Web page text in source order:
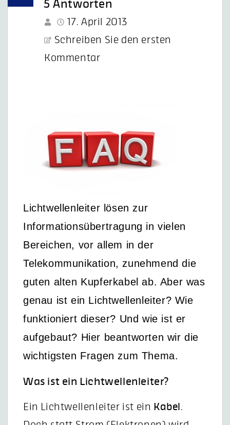
5 Antworten
17. April 2013
Schreiben Sie den ersten
Kommentar
Lichtwellenleiter lösen zur
Informationsübertragung in vielen
Bereichen, vor allem in der
Telekommunikation, zunehmend die
guten alten Kupferkabel ab. Aber was
genau ist ein Lichtwellenleiter? Wie
funktioniert dieser? Und wie ist er
aufgebaut? Hier beantworten wir die
wichtigsten Fragen zum Thema.
Was ist ein Lichtwellenleiter?
Ein Lichtwellenleiter ist ein Kabel .